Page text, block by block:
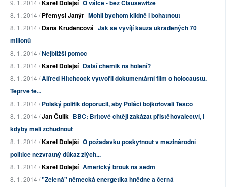
9. 1. 2014 /Karel Dolejší O válce - bez Clausewitze
8. 1. 2014 /Přemysl Janýr Mohli bychom klidně i bohatnout
8. 1. 2014 /Dana Krudencová Jak se vyvíjí kauza ukradených 70
milionů
8. 1. 2014 /Nejbližší pomoc
8. 1. 2014 /Karel Dolejší Další chemik na holení?
8. 1. 2014 /Alfred Hitchcock vytvořil dokumentární film o holocaustu.
Teprve te...
8. 1. 2014 /Polský politik doporučil, aby Poláci bojkotovali Tesco
8. 1. 2014 /Jan Čulík BBC: Britové chtějí zakázat přistěhovalectví, i
kdyby měli zchudnout
8. 1. 2014 /Karel Dolejší O požadavku poskytnout v mezinárodní
politice nezvratný důkaz zlých...
8. 1. 2014 /Karel Dolejší Americký brouk na sedm
8. 1. 2014 /"Zelená" německá energetika hnědne a černá